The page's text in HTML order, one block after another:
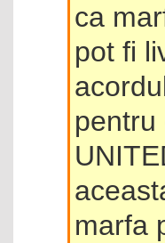
ca
pot fi
marfa